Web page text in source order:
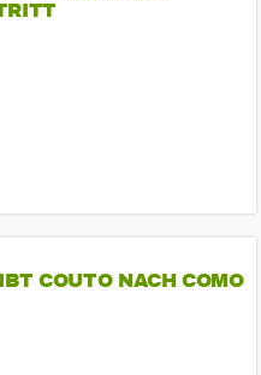
COUTO NACH COMO